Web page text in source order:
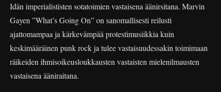
Idän imperialististen sotatoimien vastaisena äänirsitana. Marvin
Gayen ”What’s Going On” on sanomallisesti reilusti
ajattomampaa ja kärkevämpää protestimusiikkia kuin
keskimääräinen punk rock ja tulee vastaisuudessakin toimimaan
räikeiden ihmisoikeusloukkausten vastaisten mielenilmausten
vastaisena ääniraitana.